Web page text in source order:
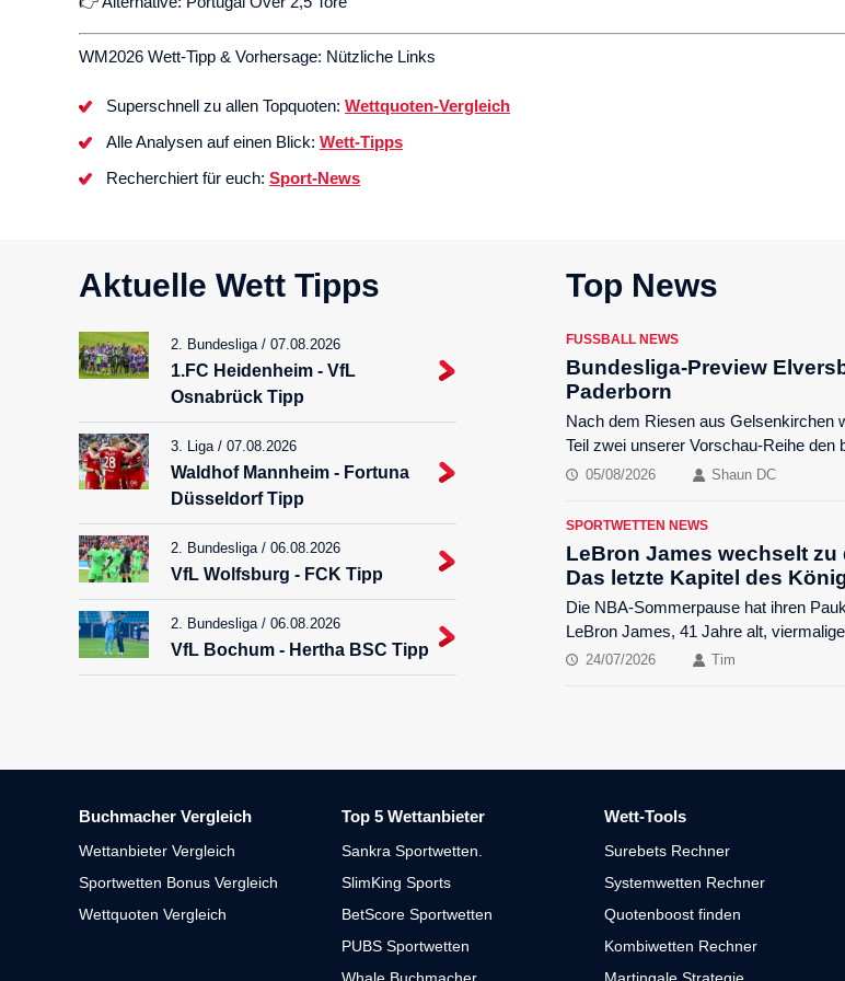
WM2026 Wett-Tipp & Vorhersage: Nützliche Links
Superschnell zu allen Topquoten: Wettquoten-Vergleich
Alle Analysen auf einen Blick: Wett-Tipps
Recherchiert für euch: Sport-News
Aktuelle Wett Tipps
2. Bundesliga / 07.08.2026
1.FC Heidenheim - VfL
Osnabrück Tipp
3. Liga / 07.08.2026
Waldhof Mannheim - Fortuna
Düsseldorf Tipp
2. Bundesliga / 06.08.2026
VfL Wolfsburg - FCK Tipp
2. Bundesliga / 06.08.2026
VfL Bochum - Hertha BSC Tipp
Top News
FUSSBALL NEWS
Bundesliga-Preview
Paderborn
Nach dem Riesen aus Gelsenkirchen
Teil zwei unserer Vorschau-Reihe den
05/08/2026 Shaun DC
SPORTWETTEN NEWS
LeBron James wechselt zu
Das letzte Kapitel des
Die NBA-Sommerpause hat ihren
LeBron James, 41 Jahre alt,
24/07/2026 Tim
Buchmacher Vergleich
Wettanbieter Vergleich
Sportwetten Bonus Vergleich
Wettquoten Vergleich
Top 5 Wettanbieter
Sankra Sportwetten.
SlimKing Sports
BetScore Sportwetten
PUBS Sportwetten
Wett-Tools
Surebets Rechner
Systemwetten Rechner
Quotenboost finden
Kombiwetten Rechner